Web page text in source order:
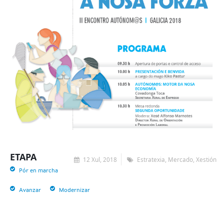
12 Xul, 2018 Estratexia, Mercado, Xestión
ETAPA
Pór en marcha
Avanzar Modernizar